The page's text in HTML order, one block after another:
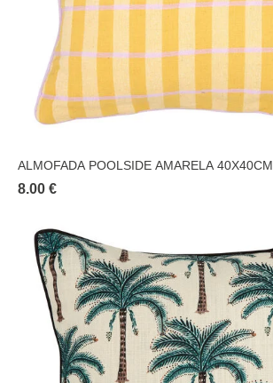
ALMOFADA POOLSIDE AMARELA 40X40CM
8.00 €